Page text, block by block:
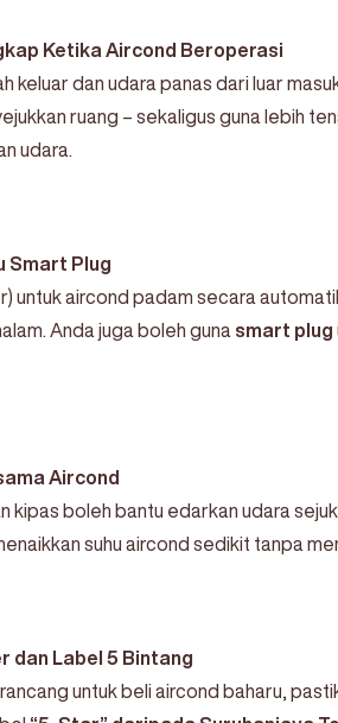
Ketika Aircond Beroperasi
keluar dan udara panas dari luar
ruang – sekaligus guna lebih
udara.
Smart Plug
untuk aircond padam secara
Anda juga boleh guna smart plug
Aircond
kipas boleh bantu edarkan udara
suhu aircond sedikit tanpa
dan Label 5 Bintang
untuk beli aircond baharu,